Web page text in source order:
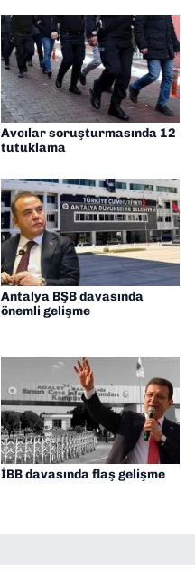
Avcılar soruşturmasında 12
tutuklama
Antalya BŞB davasında
önemli gelişme
İBB davasında flaş gelişme